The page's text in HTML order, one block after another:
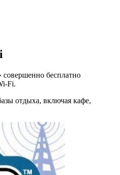
бесплатно
Fi.
отдыха, включая кафе,